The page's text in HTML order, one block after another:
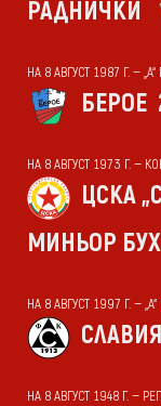
РАДНИЧКИ
НА 8 АВГУСТ 1987 Г. —
БЕРОЕ
НА 8 АВГУСТ 1973 Г. —
ЦСКА
МИНЬОР БУХ
НА 8 АВГУСТ 1997 Г. —
СЛАВИЯ
НА 8 АВГУСТ 1948 Г. —